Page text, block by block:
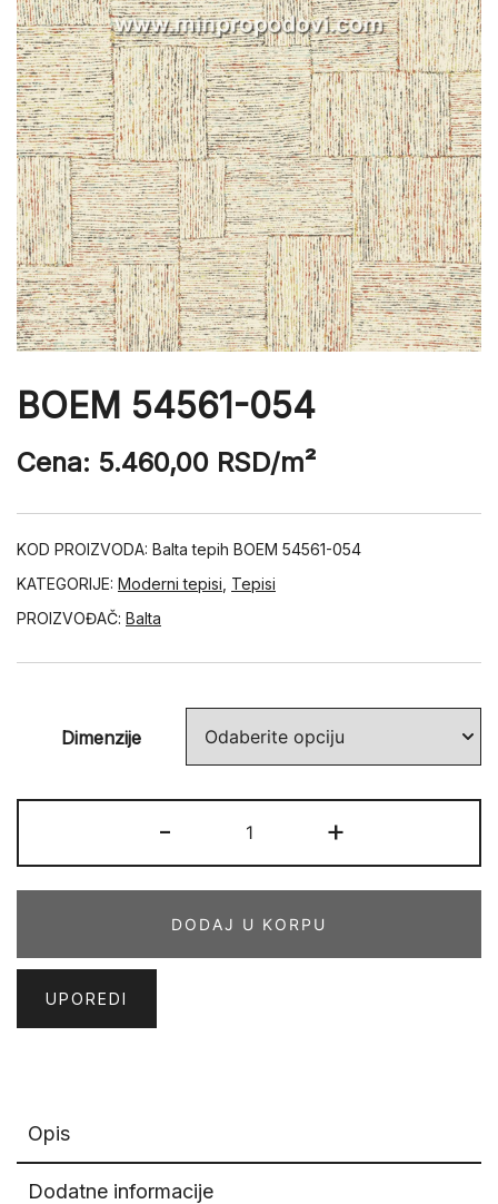
BOEM 54561-054
Cena: 5.460,00 RSD/m²
KOD PROIZVODA: Balta tepih BOEM 54561-054
KATEGORIJE: Moderni tepisi Tepisi
PROIZVOĐAČ: Balta
Dimenzije
-
54561-
054
+
DODAJ U KORPU
UPOREDI
Opis
Dodatne informacije